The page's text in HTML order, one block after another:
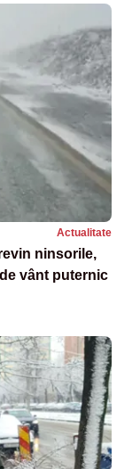
Actualitate
ninsorile,
vânt puternic